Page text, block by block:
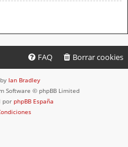
Borrar cookies
FAQ
Ian Bradley
Software © phpBB Limited
por phpBB España